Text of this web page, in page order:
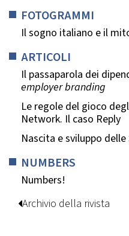
FOTOGRAMMI
Il sogno italiano e il
ARTICOLI
Il passaparola dei
employer branding
Le regole del gioco
Network. Il caso Reply
Nascita e sviluppo delle
NUMBERS
Numbers!
Archivio della rivista